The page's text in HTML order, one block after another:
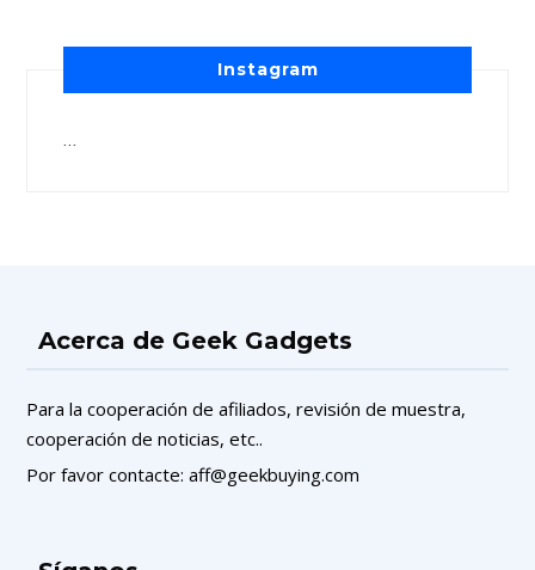
Instagram
…
Acerca de Geek Gadgets
Para la cooperación de afiliados, revisión de muestra,
cooperación de noticias, etc..
Por favor contacte: aff@geekbuying.com